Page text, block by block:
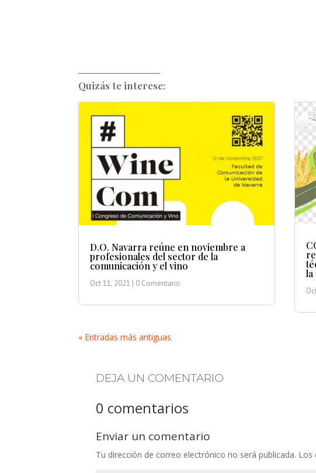
Quizás te interese:
D.O. Navarra reúne en noviembre a
profesionales del sector de la
comunicación y el vino
Oct 11, 2021 | 0 Comentario
la
« Entradas más antiguas
DEJA UN COMENTARIO
0 comentarios
Enviar un comentario
Tu dirección de correo electrónico no será publicada. Los